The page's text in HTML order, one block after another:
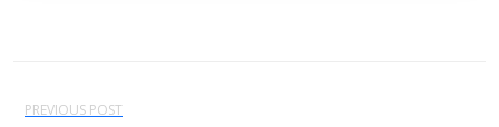
PREVIOUS POST